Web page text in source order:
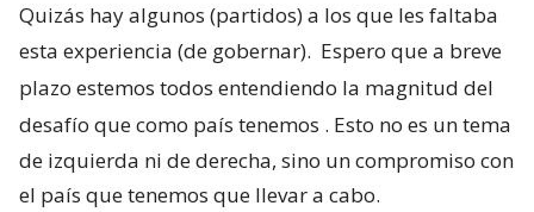
Quizás hay algunos (partidos) a los que les faltaba
esta experiencia (de gobernar). Espero que a breve
plazo estemos todos entendiendo la magnitud del
desafío que como país tenemos . Esto no es un tema
de izquierda ni de derecha, sino un compromiso con
el país que tenemos que llevar a cabo.